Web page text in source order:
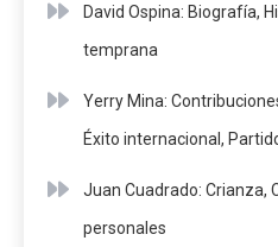
David Ospina: Biografía,
temprana
Yerry Mina:
Éxito internacional,
Juan Cuadrado: Crianza,
personales